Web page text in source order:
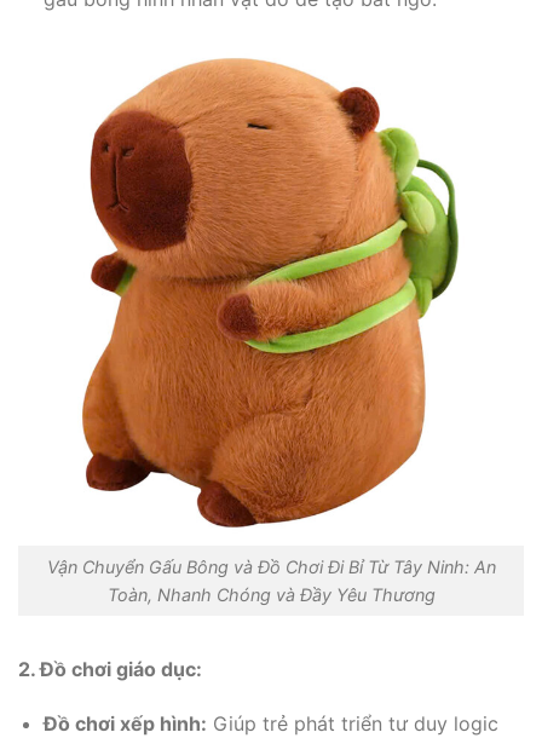
Vận Chuyển Gấu Bông và Đồ Chơi Đi Bỉ Từ Tây Ninh: An
Toàn, Nhanh Chóng và Đầy Yêu Thương
2. Đồ chơi giáo dục:
Đồ chơi xếp hình: Giúp trẻ phát triển tư duy logic